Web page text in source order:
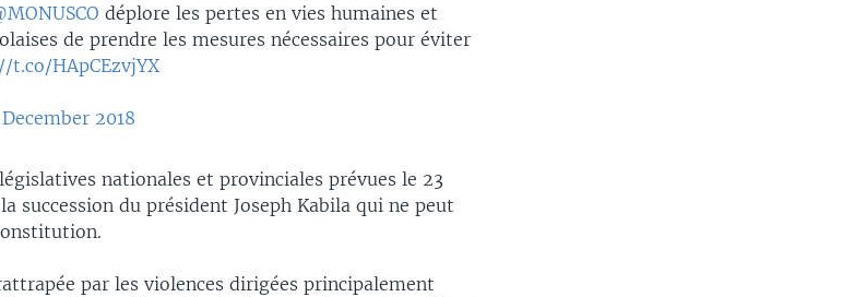
déplore les pertes en vies humaines et
de prendre les mesures nécessaires pour éviter
t.co/HApCEzvjYX
2018
nationales et provinciales prévues le 23
succession du président Joseph Kabila qui ne peut
par les violences dirigées principalement